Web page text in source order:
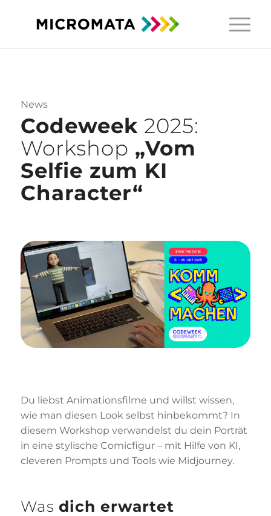
News
Codeweek2025:
Workshop „Vom
Selfie zum KI
Character“
Du liebst Animationsfilme und willst wissen,
wie man diesen Look selbst hinbekommt? In
diesem Workshop verwandelst du dein Porträt
in eine stylische Comicfigur – mit Hilfe von KI,
cleveren Prompts und Tools wie Midjourney.
Was dich erwartet